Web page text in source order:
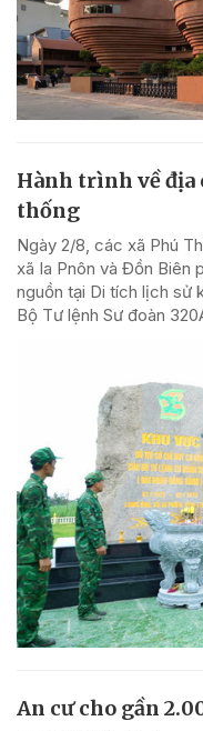
Hành trình về địa
thống
Ngày 2/8, các xã Phú
xã Ia Pnôn và Đồn Biên
nguồn tại Di tích lịch sử
Bộ Tư lệnh Sư đoàn
An cư cho gần